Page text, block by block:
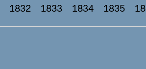
1832 1833 1834 1835